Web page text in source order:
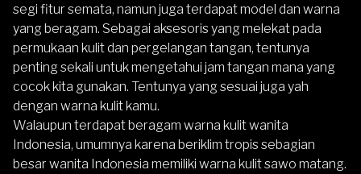
segi fitur semata, namun juga terdapat model dan warna
yang beragam. Sebagai aksesoris yang melekat pada
permukaan kulit dan pergelangan tangan, tentunya
penting sekali untuk mengetahui jam tangan mana yang
cocok kita gunakan. Tentunya yang sesuai juga yah
dengan warna kulit kamu.
Walaupun terdapat beragam warna kulit wanita
Indonesia, umumnya karena beriklim tropis sebagian
besar wanita Indonesia memiliki warna kulit sawo matang.